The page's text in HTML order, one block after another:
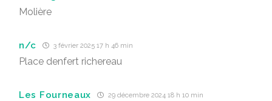
Molière
n/c 3 février 2025 17 h 46 min
Place denfert richereau
Les Fourneaux 29 décembre 2024 18 h 10 min